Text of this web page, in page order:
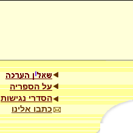
על הספריה
הסדרי נגישות
כתבו אלינו